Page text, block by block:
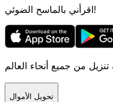
اقرأني بالماسح الضوئي!
تحويل الأموال